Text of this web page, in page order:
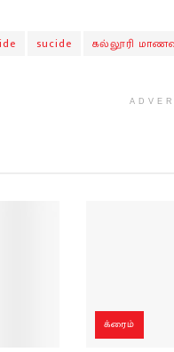
sucide கல்லூரி
க்ரைம்